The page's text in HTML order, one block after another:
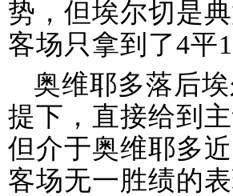
势，但埃尔切是
客场只拿到了4平
奥维耶多落后
提下，直接给到
但介于奥维耶多
客场无一胜绩的